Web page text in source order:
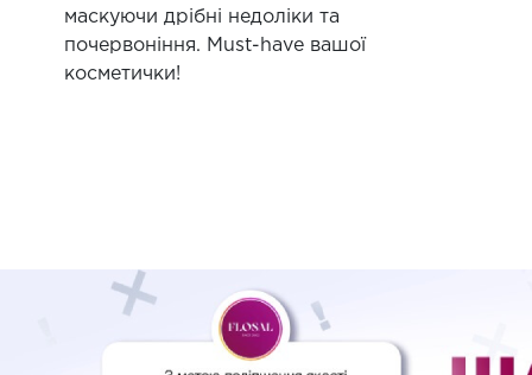
маскуючи дрібні недоліки та
почервоніння. Must-have вашої
косметички!